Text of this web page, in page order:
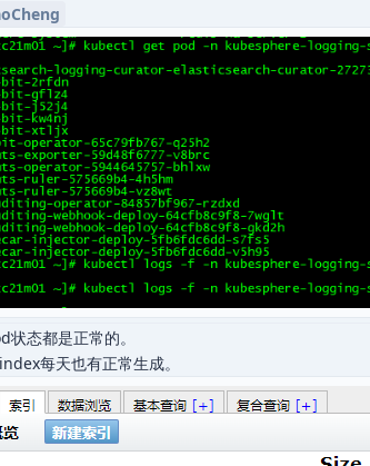
状态都是正常的。
每天也有正常生成。